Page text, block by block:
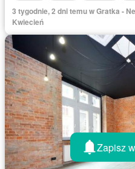
3 tygodnie, 2 dni temu w Gratka -
Kwiecień
Zapisz